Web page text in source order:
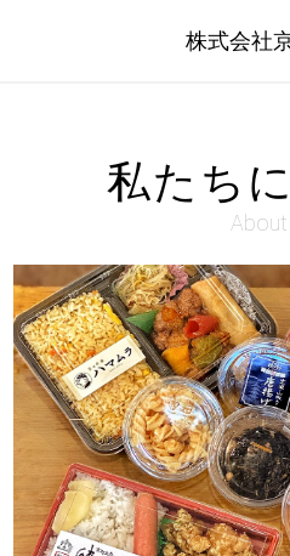
株式会社
私たち
About